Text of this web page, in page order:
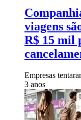
viagens
R$ 15 mil
Empresas
3 anos